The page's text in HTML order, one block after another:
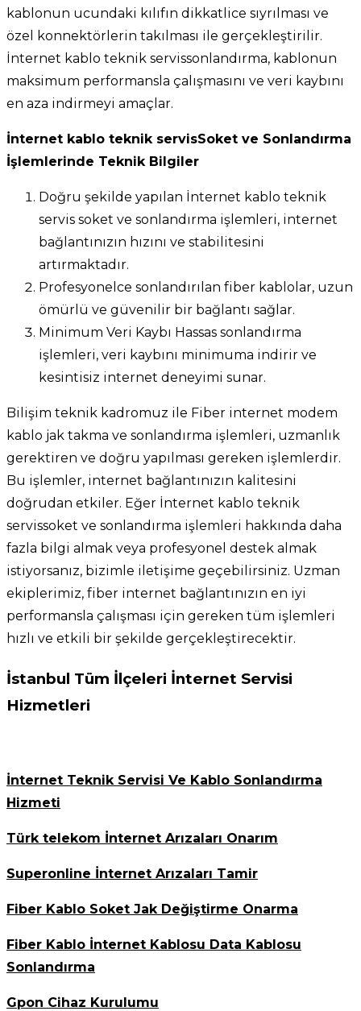
kablonun ucundaki kılıfın dikkatlice sıyrılması ve
özel konnektörlerin takılması ile gerçekleştirilir.
İnternet kablo teknik servissonlandırma, kablonun
maksimum performansla çalışmasını ve veri kaybını
en aza indirmeyi amaçlar.
İnternet kablo teknik servisSoket ve Sonlandırma
İşlemlerinde Teknik Bilgiler
Doğru şekilde yapılan İnternet kablo teknik
servis soket ve sonlandırma işlemleri, internet
bağlantınızın hızını ve stabilitesini
artırmaktadır.
Profesyonelce sonlandırılan fiber kablolar, uzun
ömürlü ve güvenilir bir bağlantı sağlar.
Minimum Veri Kaybı Hassas sonlandırma
işlemleri, veri kaybını minimuma indirir ve
kesintisiz internet deneyimi sunar.
Bilişim teknik kadromuz ile Fiber internet modem
kablo jak takma ve sonlandırma işlemleri, uzmanlık
gerektiren ve doğru yapılması gereken işlemlerdir.
Bu işlemler, internet bağlantınızın kalitesini
doğrudan etkiler. Eğer İnternet kablo teknik
servissoket ve sonlandırma işlemleri hakkında daha
fazla bilgi almak veya profesyonel destek almak
istiyorsanız, bizimle iletişime geçebilirsiniz. Uzman
ekiplerimiz, fiber internet bağlantınızın en iyi
performansla çalışması için gereken tüm işlemleri
hızlı ve etkili bir şekilde gerçekleştirecektir.
İstanbul Tüm İlçeleri İnternet Servisi
Hizmetleri
İnternet Teknik Servisi Ve Kablo Sonlandırma
Hizmeti
Türk telekom İnternet Arızaları Onarım
Superonline İnternet Arızaları Tamir
Fiber Kablo Soket Jak Değiştirme Onarma
Fiber Kablo İnternet Kablosu Data Kablosu
Sonlandırma
Gpon Cihaz Kurulumu